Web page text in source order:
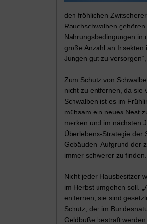
den fröhlichen
Rauchschwalben
Nahrungsbedingungen in
große Anzahl an Insekten
Jungen gut zu versorgen“,
Zum Schutz von
nicht zu entfernen, da sie
Schwalben ist es im
mühsam ein neues Nest
merken und im nächsten
Überlebens-Strategie der
Gebäuden. Aufgrund der
immer schwerer zu finden.
Nicht jeder Hausbesitzer
im Herbst umgehen soll.
entfernen, sie sind
Schutz, der im
Geldbuße bestraft